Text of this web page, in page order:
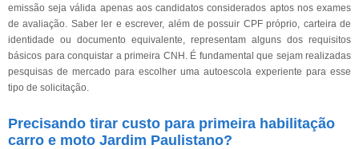
emissão seja válida apenas aos candidatos considerados aptos nos exames
de avaliação. Saber ler e escrever, além de possuir CPF próprio, carteira de
identidade ou documento equivalente, representam alguns dos requisitos
básicos para conquistar a primeira CNH. É fundamental que sejam realizadas
pesquisas de mercado para escolher uma autoescola experiente para esse
tipo de solicitação.
Precisando tirar custo para primeira habilitação
carro e moto Jardim Paulistano?